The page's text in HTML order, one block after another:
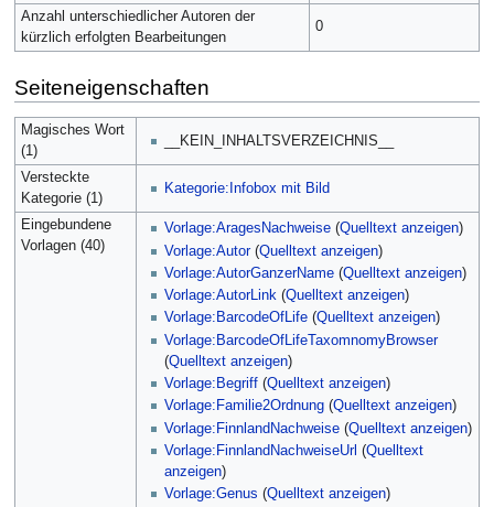
Anzahl unterschiedlicher Autoren der
kürzlich erfolgten Bearbeitungen
0
Seiteneigenschaften
Magisches Wort
(1)
__KEIN_INHALTSVERZEICHNIS__
Versteckte
Kategorie (1)
Kategorie:Infobox mit Bild
Eingebundene
Vorlagen (40)
Vorlage:AragesNachweise (Quelltext anzeigen)
Vorlage:Autor(Quelltext anzeigen)
Vorlage:AutorGanzerName (Quelltext anzeigen)
Vorlage:AutorLink (Quelltext anzeigen)
Vorlage:BarcodeOfLife (Quelltext anzeigen)
Vorlage:BarcodeOfLifeTaxomnomyBrowser
(Quelltext anzeigen)
Vorlage:Begriff (Quelltext anzeigen)
Vorlage:Familie2Ordnung (Quelltext anzeigen)
Vorlage:FinnlandNachweise (Quelltext anzeigen)
Vorlage:FinnlandNachweiseUrl (Quelltext
anzeigen)
Vorlage:Genus (Quelltext anzeigen)